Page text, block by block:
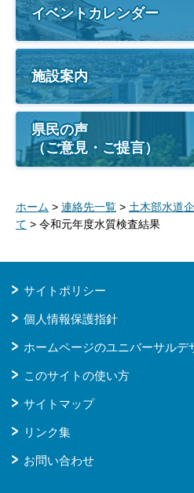
イベントカレンダー
施設案内
県民の声
（ご意見・ご提言）
ホーム > 連絡先一覧 > 土木部水道
て > 令和元年度水質検査結果
サイトポリシー
個人情報保護指針
ホームページのユニバーサルデ
このサイトの使い方
サイトマップ
リンク集
お問い合わせ